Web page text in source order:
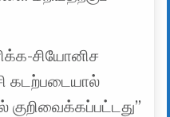
சியோனிச
கடற்படையால்